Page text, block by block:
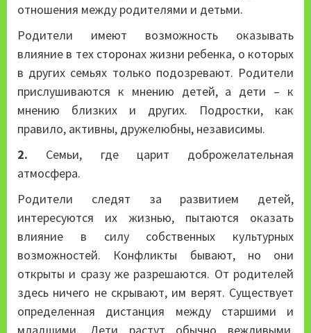
отношения между родителями и детьми.
Родители имеют возможность оказывать
влияние в тех сторонах жизни ребенка, о которых
в других семьях только подозревают. Родители
прислушиваются к мнению детей, а дети – к
мнению близких и других. Подростки, как
правило, активны, дружелюбны, независимы.
2. Семьи, где царит доброжелательная
атмосфера.
Родители следят за развитием детей,
интересуются их жизнью, пытаются оказать
влияние в силу собственных культурных
возможностей. Конфликты бывают, но они
открыты и сразу же разрешаются. От родителей
здесь ничего не скрывают, им верят. Существует
определенная дистанция между старшими и